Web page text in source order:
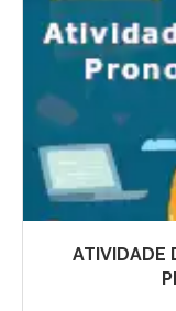
ATIVIDADE